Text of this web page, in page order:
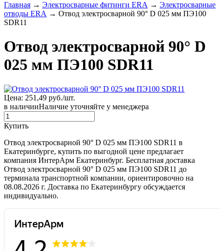
Главная → Электросварные фитинги ERA → Электросварные
отводы ERA → Отвод электросварной 90° D 025 мм ПЭ100
SDR11
Отвод электросварной 90° D
025 мм ПЭ100 SDR11
Цена: 251,49 руб./шт.
в наличииНаличие уточняйте у менеджера
Купить
Отвод электросварной 90° D 025 мм ПЭ100 SDR11 в
Екатеринбурге, купить по выгодной цене предлагает
компания ИнтерАрм Екатеринбург. Бесплатная доставка
Отвод электросварной 90° D 025 мм ПЭ100 SDR11 до
терминала транспортной компании, ориентировочно на
08.08.2026 г. Доставка по Екатеринбургу обсуждается
индивидуально.